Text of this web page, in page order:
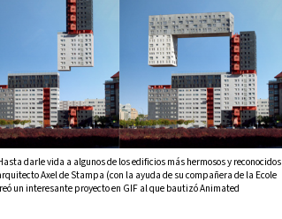
darle vida a algunos de los edificios más hermosos y reconocidos
Axel de Stampa (con la ayuda de su compañera de la Ecole
un interesante proyecto en GIF al que bautizó Animated